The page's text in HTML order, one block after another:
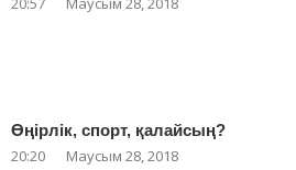
Өңірлік, спорт, қалайсың?
20:20 Маусым 28, 2018